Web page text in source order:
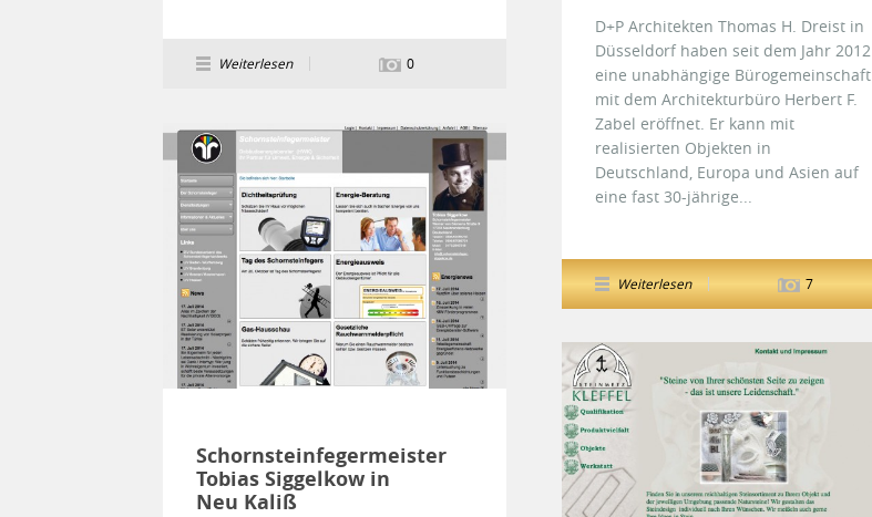
Weiterlesen 0
D+P Architekten Thomas H. Dreist in
Düsseldorf haben seit dem Jahr 2012
eine unabhängige Bürogemeinschaft
mit dem Architekturbüro Herbert F.
Zabel eröffnet. Er kann mit
realisierten Objekten in
Deutschland, Europa und Asien auf
eine fast 30-jährige...
Weiterlesen 7
Schornsteinfegermeister
Tobias Siggelkow in
Neu Kaliß